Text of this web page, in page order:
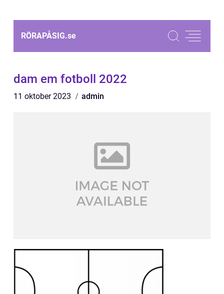
RÖRAPÅSIG.se
dam em fotboll 2022
11 oktober 2023 admin